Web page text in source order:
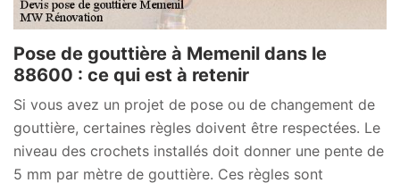
Pose de gouttière à Memenil dans le
88600 : ce qui est à retenir
Si vous avez un projet de pose ou de changement de
gouttière, certaines règles doivent être respectées. Le
niveau des crochets installés doit donner une pente de
5 mm par mètre de gouttière. Ces règles sont